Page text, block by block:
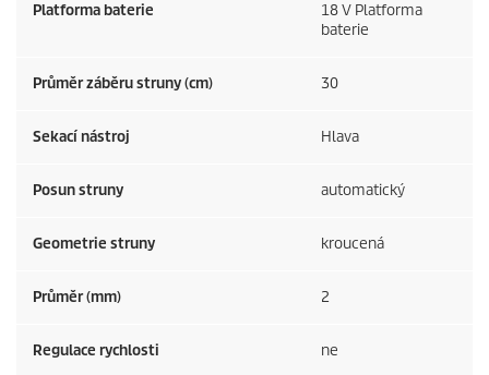
Platforma baterie
18 V Platforma
baterie
Průměr záběru struny (cm) 30
Sekací nástroj Hlava
Posun struny automatický
Geometrie struny kroucená
Průměr (mm) 2
Regulace rychlosti ne